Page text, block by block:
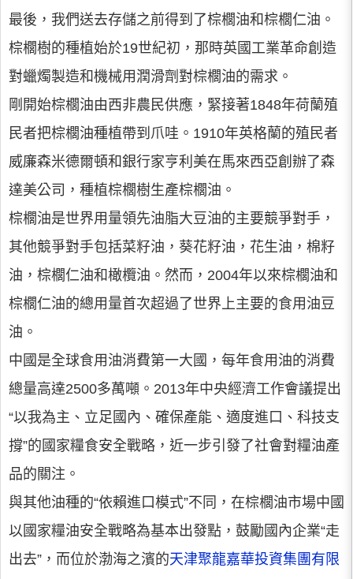
最後，我們送去存儲之前得到了棕櫚油和棕櫚仁油。
棕櫚樹的種植始於19世紀初，那時英國工業革命創造
對蠟燭製造和機械用潤滑劑對棕櫚油的需求。
剛開始棕櫚油由西非農民供應，緊接著1848年荷蘭殖
民者把棕櫚油種植帶到爪哇。1910年英格蘭的殖民者
威廉森米德爾頓和銀行家亨利美在馬來西亞創辦了森
達美公司，種植棕櫚樹生產棕櫚油。
棕櫚油是世界用量領先油脂大豆油的主要競爭對手，
其他競爭對手包括菜籽油，葵花籽油，花生油，棉籽
油，棕櫚仁油和橄欖油。然而，2004年以來棕櫚油和
棕櫚仁油的總用量首次超過了世界上主要的食用油豆
油。
中國是全球食用油消費第一大國，每年食用油的消費
總量高達2500多萬噸。2013年中央經濟工作會議提出
“以我為主、立足國內、確保產能、適度進口、科技支
撐”的國家糧食安全戰略，近一步引發了社會對糧油產
品的關注。
與其他油種的“依賴進口模式”不同，在棕櫚油市場中國
以國家糧油安全戰略為基本出發點，鼓勵國內企業“走
出去”，而位於渤海之濱的天津聚龍嘉華投資集團有限